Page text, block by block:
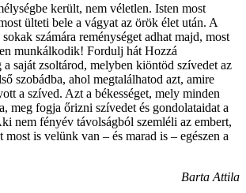
került, nem véletlen. Isten most
ülteti bele a vágyat az örök élet után. A
számára reménységet adhat majd, most
munkálkodik! Fordulj hát Hozzá
saját zsoltárod, melyben kiöntöd szívedet az
szobádba, ahol megtalálhatod azt, amire
a szíved. Azt a békességet, mely minden
meg fogja őrizni szívedet és gondolataidat a
nem fényév távolságból szemléli az embert,
most is velünk van – és marad is – egészen a
Barta Attila